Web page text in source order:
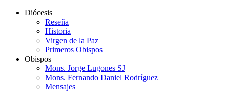
Diócesis
Reseña
Historia
Virgen de la Paz
Primeros Obispos
Obispos
Mons. Jorge Lugones SJ
Mons. Fernando Daniel Rodríguez
Mensajes